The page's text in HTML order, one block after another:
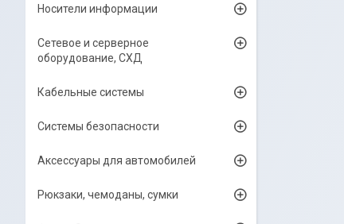
Носители информации
Сетевое и серверное
оборудование, СХД
Кабельные системы
Системы безопасности
Аксессуары для автомобилей
Рюкзаки, чемоданы, сумки